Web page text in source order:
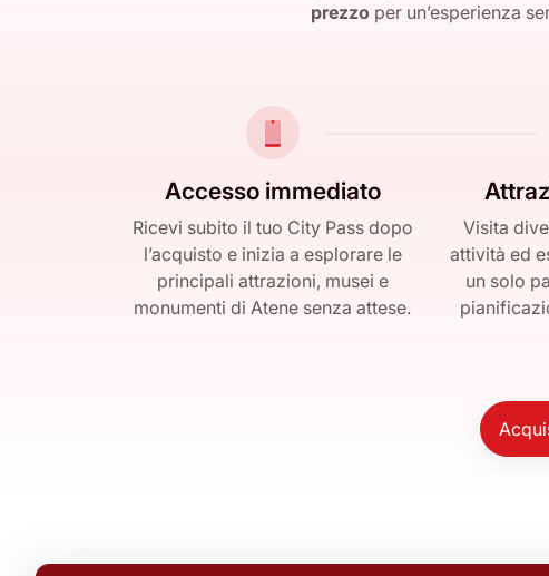
prezzo per un’esperienza
Accesso immediato
Ricevi subito il tuo City Pass dopo
l’acquisto e inizia a esplorare le
principali attrazioni, musei e
monumenti di Atene senza attese.
Visita
attività ed
un solo